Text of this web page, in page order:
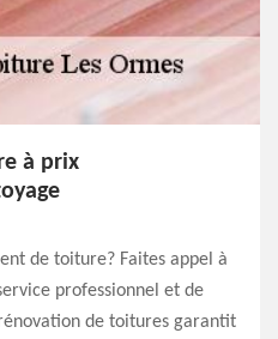
à prix
de toiture? Faites appel à
professionnel et de
de toitures garantit